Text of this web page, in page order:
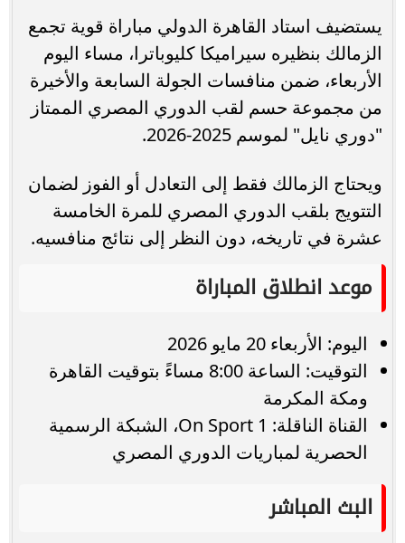
يستضيف استاد القاهرة الدولي مباراة قوية تجمع
الزمالك بنظيره سيراميكا كليوباترا، مساء اليوم
الأربعاء، ضمن منافسات الجولة السابعة والأخيرة
من مجموعة حسم لقب الدوري المصري الممتاز
"دوري نايل" لموسم 2025-2026.
ويحتاج الزمالك فقط إلى التعادل أو الفوز لضمان
التتويج بلقب الدوري المصري للمرة الخامسة
عشرة في تاريخه، دون النظر إلى نتائج منافسيه.
موعد انطلاق المباراة
اليوم: الأربعاء 20 مايو 2026
التوقيت: الساعة 8:00 مساءً بتوقيت القاهرة
ومكة المكرمة
القناة الناقلة: On Sport 1، الشبكة الرسمية
الحصرية لمباريات الدوري المصري
البث المباشر